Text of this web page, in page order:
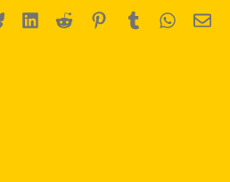
BlueskyLinkedIn
Reddit Pinterest
Tumblr